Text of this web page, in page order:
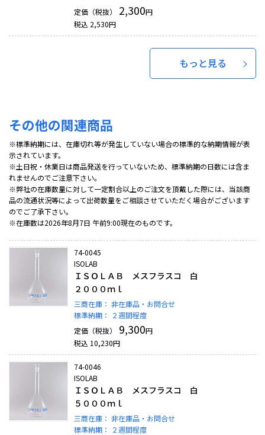
定価（税抜）
2,300円
税込 2,530円
もっと見る
その他の関連商品
※標準納期には、在庫切れ等が発生していない場合の標準的な納期情報が表
示されています。
※土日祝・休業日は商品発送を行っていないため、標準納期の日数には含ま
れませんのでご注意下さい。
※弊社の在庫数量に対して一定割合以上のご注文を頂戴した際には、当該商
品の流通状況等によって出荷数量をご相談させていただく場合がございます
のでご了承下さい。
※在庫数は2026年8月7日 午前9:00現在のものです。
74-0045
ISOLAB
ＩＳＯＬＡＢ メスフラスコ 白
２０００ｍｌ
三商在庫： 非在庫品・お問合せ
標準納期：
２週間程度
定価（税抜）
9,300円
税込 10,230円
74-0046
ISOLAB
ＩＳＯＬＡＢ メスフラスコ 白
５０００ｍｌ
三商在庫： 非在庫品・お問合せ
標準納期：
２週間程度